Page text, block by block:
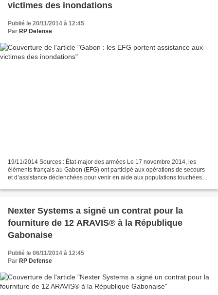
victimes des inondations
Publié le 20/11/2014 à 12:45
Par RP Defense
19/11/2014 Sources : État-major des armées Le 17 novembre 2014, les
éléments français au Gabon (EFG) ont participé aux opérations de secours
et d’assistance déclenchées pour venir en aide aux populations touchées
Nexter Systems a signé un contrat pour la
fourniture de 12 ARAVIS® à la République
Gabonaise
Publié le 06/11/2014 à 12:45
Par RP Defense